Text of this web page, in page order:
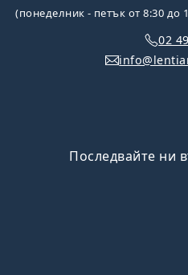
(понеделник - петък от 8:30 до
02
Последвайте ни